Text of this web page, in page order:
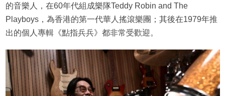
的音樂人，在60年代組成樂隊Teddy Robin and The
Playboys，為香港的第一代華人搖滾樂團；其後在1979年推
出的個人專輯《點指兵兵》都非常受歡迎。